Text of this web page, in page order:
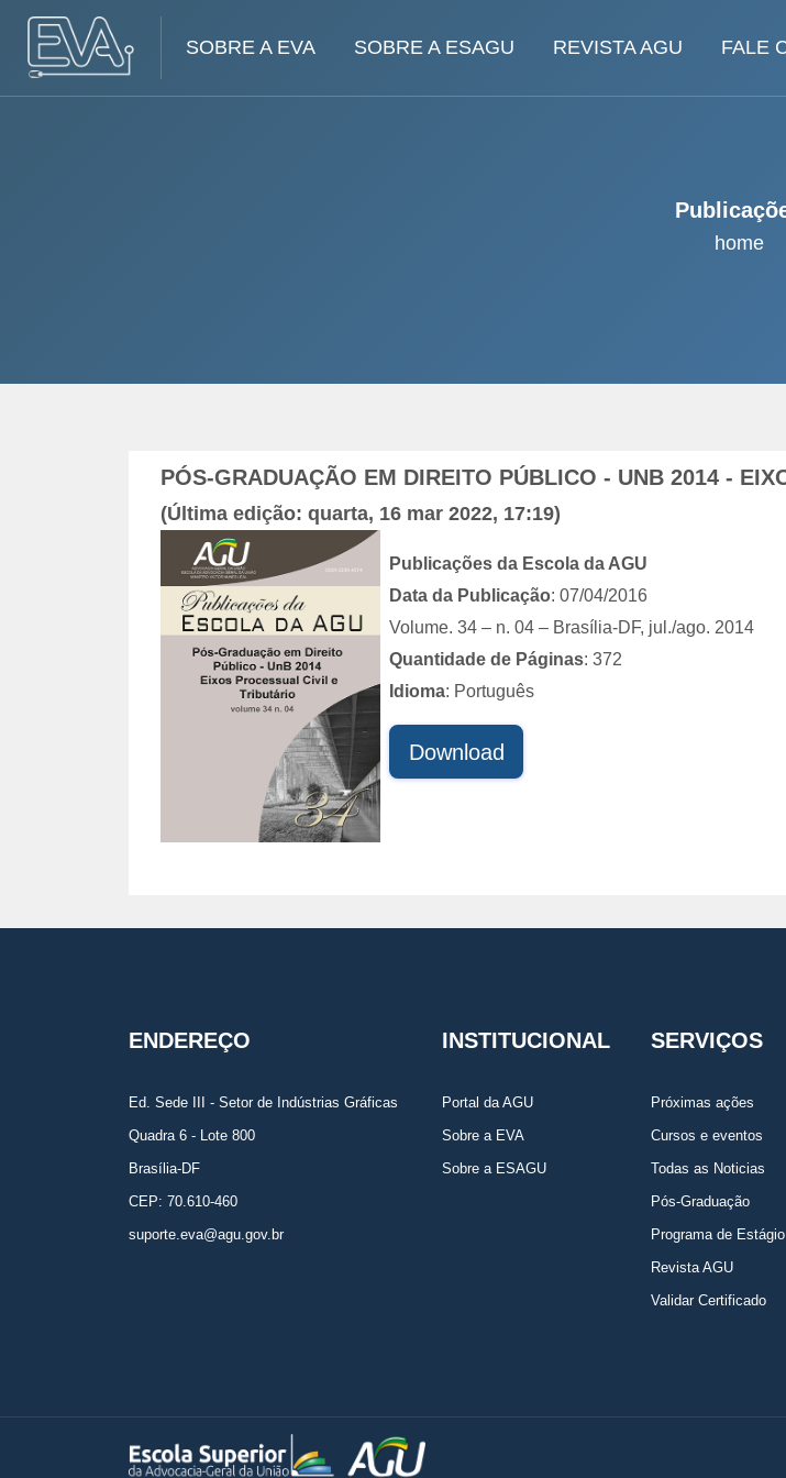
SOBRE A EVA SOBRE A ESAGU REVISTA AGU FALE
home
PÓS-GRADUAÇÃO EM DIREITO PÚBLICO - UNB 2014 -
(Última edição: quarta, 16 mar 2022, 17:19)
Publicações da Escola da AGU
Data da Publicação: 07/04/2016
Volume. 34 – n. 04 – Brasília-DF, jul./ago. 2014
Quantidade de Páginas: 372
Idioma: Português
Download
ENDEREÇO
Ed. Sede III - Setor de Indústrias Gráficas
Quadra 6 - Lote 800
Brasília-DF
CEP: 70.610-460
suporte.eva@agu.gov.br
INSTITUCIONAL
Portal da AGU
Sobre a EVA
Sobre a ESAGU
SERVIÇOS
Próximas ações
Cursos e eventos
Todas as Noticias
Pós-Graduação
Programa de Estágio
Revista AGU
Validar Certificado